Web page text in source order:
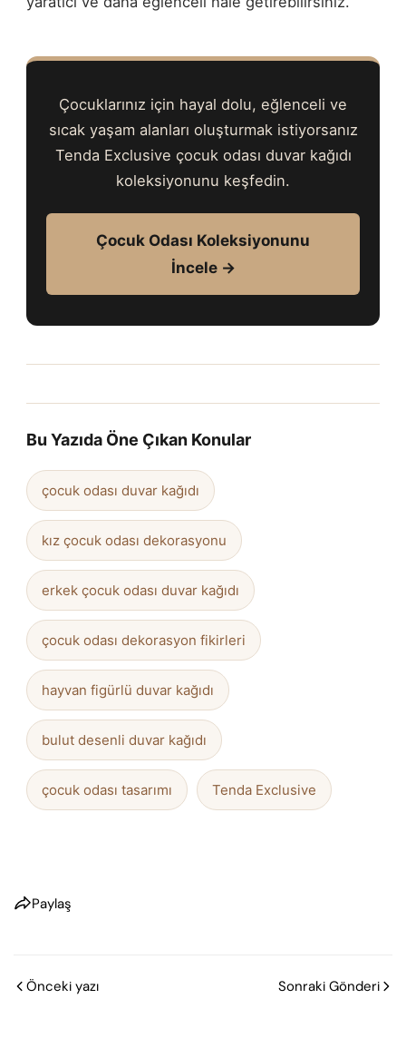
Çocuklarınız için hayal dolu, eğlenceli ve
sıcak yaşam alanları oluşturmak istiyorsanız
Tenda Exclusive çocuk odası duvar kağıdı
koleksiyonunu keşfedin.
Çocuk Odası Koleksiyonunu
İncele →
Bu Yazıda Öne Çıkan Konular
çocuk odası duvar kağıdı
kız çocuk odası dekorasyonu
erkek çocuk odası duvar kağıdı
çocuk odası dekorasyon fikirleri
hayvan figürlü duvar kağıdı
bulut desenli duvar kağıdı
çocuk odası tasarımı Tenda Exclusive
Paylaş
Önceki yazı Sonraki Gönderi